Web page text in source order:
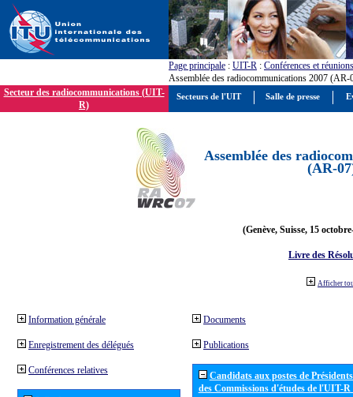
Page principale : UIT-R : Conférences et réunions
Assemblée des radiocommunications 2007 (AR-
Secteur des radiocommunications (UIT-
R)
Assemblée des
(AR-
(Genève, Suisse, 15
Livre des
Afficher
Information générale
Enregistrement des délégués
Conférences relatives
Documents
Publications
Candidats aux postes de
des Commissions d'études de l'UIT-
Secteurs de l'UIT Salle de presse